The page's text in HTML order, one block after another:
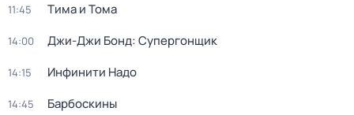
11:45 Тима и Тома
14:00 Джи-Джи Бонд: Супергонщик
14:15 Инфинити Надо
14:45 Барбоскины